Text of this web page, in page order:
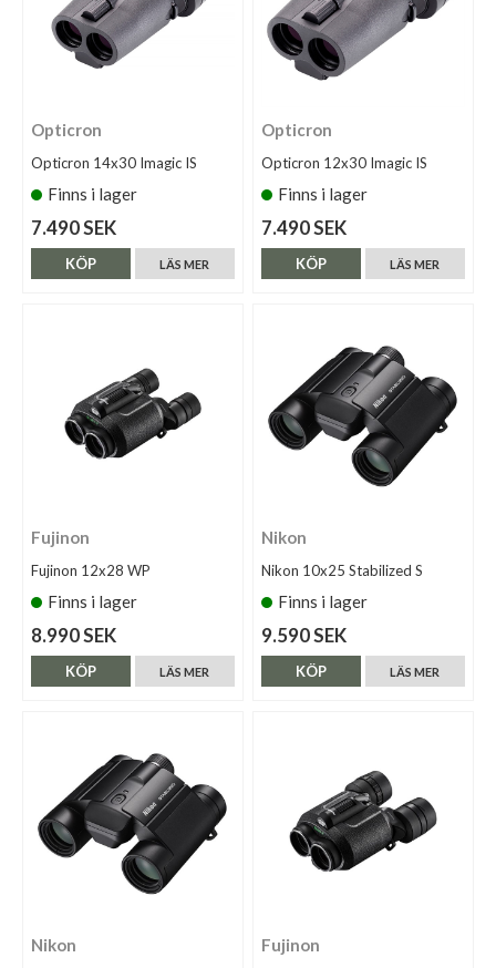
Opticron
Opticron 14x30 Imagic IS
Finns i lager
7.490 SEK
LÄS MER
KÖP
Opticron
Opticron 12x30 Imagic IS
Finns i lager
7.490 SEK
LÄS MER
KÖP
Fujinon
Fujinon 12x28 WP
Finns i lager
8.990 SEK
LÄS MER
KÖP
Nikon
Nikon 10x25 Stabilized S
Finns i lager
9.590 SEK
LÄS MER
KÖP
Nikon Fujinon